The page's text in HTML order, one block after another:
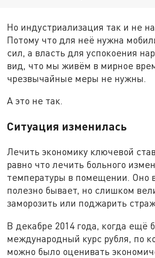
Но индустриализация так и не
Потому что для неё нужна
сил, а власть для успокоения
вид, что мы живём в мирное
чрезвычайные меры не нужны.
А это не так.
Ситуация изменилась
Лечить экономику ключевой
равно что лечить больного
температуры в помещении. Оно
полезно бывает, но слишком
заморозить или поджарить
В декабре 2014 года, когда ещё
международный курс рубля, по
можно было оценивать